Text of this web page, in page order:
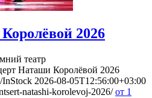
2026
театр
Наташи Королёвой 2026
InStock 2026-08-05T12:56:00+03:00
natashi-korolevoj-2026/ от 1